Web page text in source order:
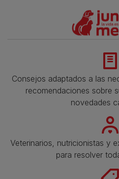
Consejos adaptados a las
recomendaciones sobre
novedades
Veterinarios, nutricionistas y
para resolver